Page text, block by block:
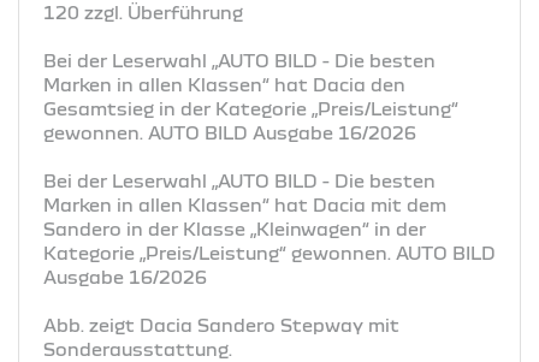
120 zzgl. Überführung
Bei der Leserwahl „AUTO BILD - Die besten
Marken in allen Klassen“ hat Dacia den
Gesamtsieg in der Kategorie „Preis/Leistung“
gewonnen. AUTO BILD Ausgabe 16/2026
Bei der Leserwahl „AUTO BILD - Die besten
Marken in allen Klassen“ hat Dacia mit dem
Sandero in der Klasse „Kleinwagen“ in der
Kategorie „Preis/Leistung“ gewonnen. AUTO BILD
Ausgabe 16/2026
Abb. zeigt Dacia Sandero Stepway mit
Sonderausstattung.